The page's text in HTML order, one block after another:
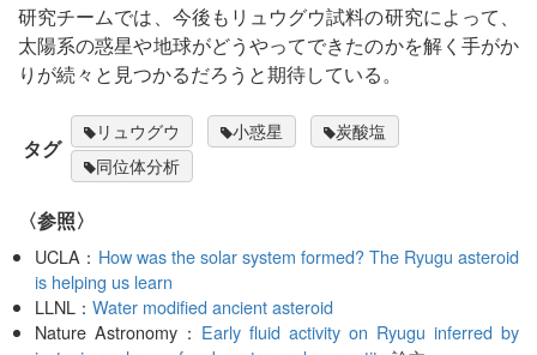
研究チームでは、今後もリュウグウ試料の研究によって、
太陽系の惑星や地球がどうやってできたのかを解く手がか
りが続々と見つかるだろうと期待している。
タグ
リュウグウ 小惑星
炭酸塩
同位体分析
〈参照〉
UCLA： How was the solar system formed? The Ryugu asteroid
is helping us learn
LLNL：Water modified ancient asteroid
Nature Astronomy： Early fluid activity on Ryugu inferred by